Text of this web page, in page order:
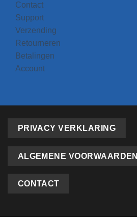
Contact
Support
Verzending
Retourneren
Betalingen
Account
PRIVACY VERKLARING
ALGEMENE VOORWAARDEN
CONTACT